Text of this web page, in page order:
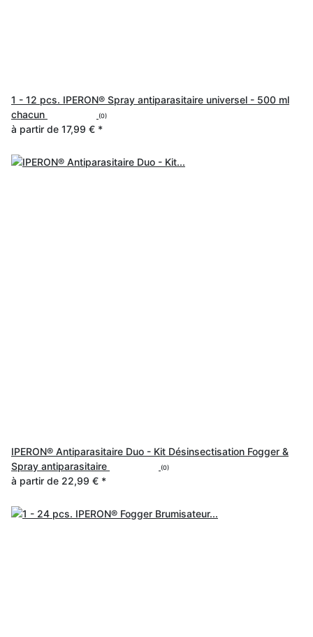
1 - 12 pcs. IPERON® Spray antiparasitaire universel - 500 ml
chacun
(0)
à partir de 17,99 € *
IPERON® Antiparasitaire Duo - Kit Désinsectisation Fogger &
Spray antiparasitaire
(0)
à partir de 22,99 € *